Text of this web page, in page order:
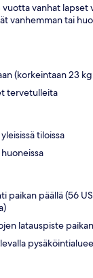
vuotta vanhat lapset
vanhemman tai
(korkeintaan 23
tervetulleita
tiloissa
paikan päällä (56
latauspiste